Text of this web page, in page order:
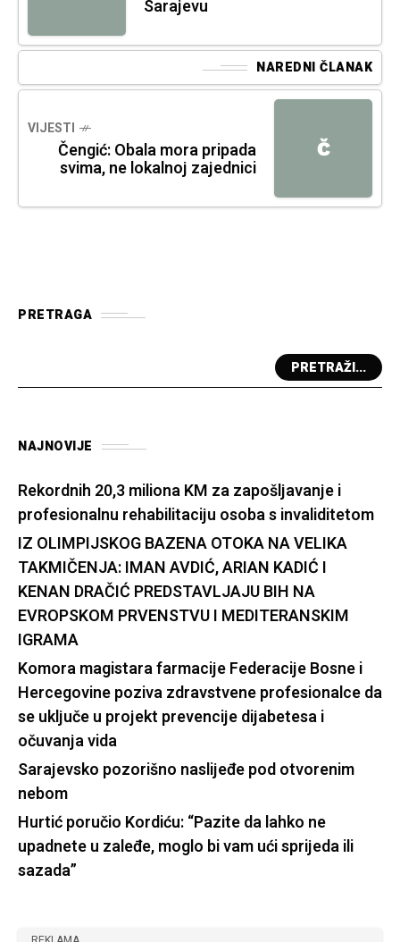
Sarajevu
NAREDNI ČLANAK
Č
VIJESTI
Čengić: Obala mora pripada
svima, ne lokalnoj zajednici
PRETRAGA
PRETRAŽI...
NAJNOVIJE
Rekordnih 20,3 miliona KM za zapošljavanje i
profesionalnu rehabilitaciju osoba s invaliditetom
IZ OLIMPIJSKOG BAZENA OTOKA NA VELIKA
TAKMIČENJA: IMAN AVDIĆ, ARIAN KADIĆ I
KENAN DRAČIĆ PREDSTAVLJAJU BIH NA
EVROPSKOM PRVENSTVU I MEDITERANSKIM
IGRAMA
Komora magistara farmacije Federacije Bosne i
Hercegovine poziva zdravstvene profesionalce da
se uključe u projekt prevencije dijabetesa i
očuvanja vida
Sarajevsko pozorišno naslijeđe pod otvorenim
nebom
Hurtić poručio Kordiću: “Pazite da lahko ne
upadnete u zaleđe, moglo bi vam ući sprijeda ili
sazada”